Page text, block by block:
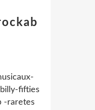
fifties
-raretes